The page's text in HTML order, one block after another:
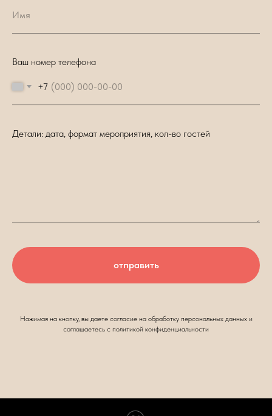
Имя
Ваш номер телефона
+7
Детали: дата, формат мероприятия, кол-во гостей
отправить
Нажимая на кнопку, вы даете согласие на обработку персональных данных и
соглашаетесь c политикой конфиденциальности